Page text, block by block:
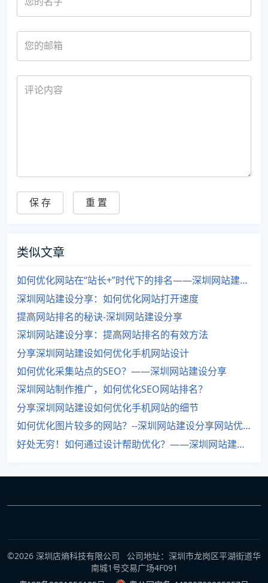
类似文章
如何优化网站在“站长+”时代下的排名——深圳网站建设分享
深圳网站建设分享：如何优化网站打开速度
提高网站排名的秘诀-深圳网站建设分享
深圳网站建设分享：提高网站排名的有效方法
分享深圳网站建设如何优化手机网站设计
如何优化采集站点的SEO？——深圳网站建设分享
深圳网站制作推广，如何优化SEO网站排名？
分享深圳网站建设如何优化手机网站的细节
如何优化图片较多的网站？--深圳网站建设分享网站优化细节
好处无穷！如何通过设计帮助优化？——深圳网站建设分享
©2026 深圳店熵科技有限公司 公司地址：深圳市龙岗区平湖街道华
南城1号交易广场4F091